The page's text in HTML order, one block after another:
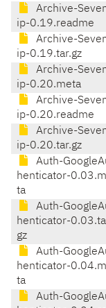
Archive-
ip-0.19.readme
Archive-
ip-0.19.tar.gz
Archive-
ip-0.20.meta
Archive-
ip-0.20.readme
Archive-
ip-0.20.tar.gz
Auth-
henticator-
ta
Auth-
henticator-
gz
Auth-
henticator-
ta
Auth-